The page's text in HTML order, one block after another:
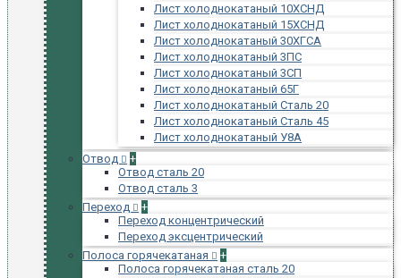
Лист холоднокатаный 10ХСНД
Лист холоднокатаный 15ХСНД
Лист холоднокатаный 30ХГСА
Лист холоднокатаный 3ПС
Лист холоднокатаный 3СП
Лист холоднокатаный 65Г
Лист холоднокатаный Сталь 20
Лист холоднокатаный Сталь 45
Лист холоднокатаный У8А
Отвод
+
Отвод сталь 20
Отвод сталь 3
Переход
+
Переход концентрический
Переход эксцентрический
Полоса горячекатаная
+
Полоса горячекатаная сталь 20